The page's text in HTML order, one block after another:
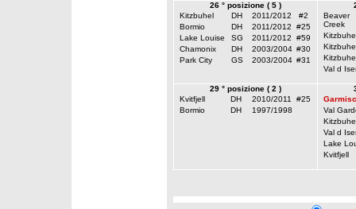
26 ° posizione ( 5 )
Kitzbuhel
DH 2011/2012
#2
Bormio
DH 2011/2012
#25
Lake Louise
SG 2011/2012
#59
Chamonix
DH 2003/2004 #30
Park City
GS 2003/2004 #31
Beaver
Creek
Val d
29 ° posizione ( 2 )
Kvitfjell
DH 2010/2011
#25
Bormio
DH 1997/1998
Val
Val d
Lake
Kvitfjell